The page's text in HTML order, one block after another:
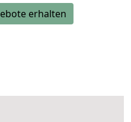
erhalten